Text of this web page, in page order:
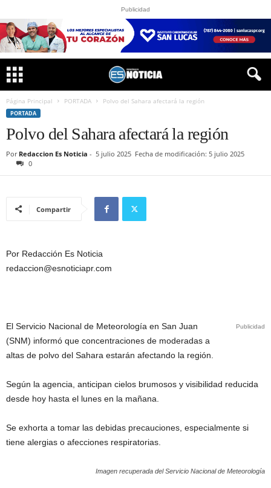
Publicidad
Página Principal PORTADA Polvo del Sahara afectará la región
PORTADA
Polvo del Sahara afectará la región
Por Redaccion Es Noticia - 5 julio 2025 Fecha de modificación: 5 julio 2025
0
Compartir
Por Redacción Es Noticia
redaccion@esnoticiapr.com
Publicidad
El Servicio Nacional de Meteorología en San Juan
(SNM) informó que concentraciones de moderadas a
altas de polvo del Sahara estarán afectando la región.
Según la agencia, anticipan cielos brumosos y visibilidad reducida
desde hoy hasta el lunes en la mañana.
Se exhorta a tomar las debidas precauciones, especialmente si
tiene alergias o afecciones respiratorias.
Imagen recuperada del Servicio Nacional de Meteorología